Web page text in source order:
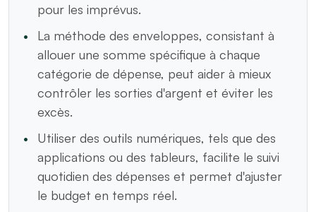
pour les imprévus.
La méthode des enveloppes, consistant à
allouer une somme spécifique à chaque
catégorie de dépense, peut aider à mieux
contrôler les sorties d'argent et éviter les
excès.
Utiliser des outils numériques, tels que des
applications ou des tableurs, facilite le suivi
quotidien des dépenses et permet d'ajuster
le budget en temps réel.